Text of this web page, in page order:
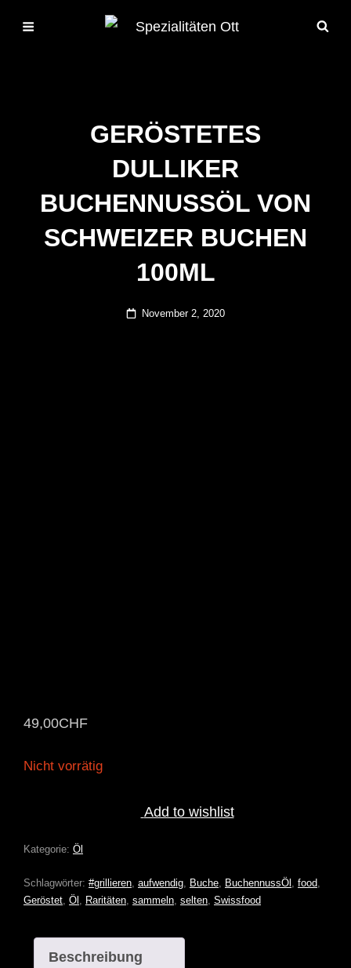
GERÖSTETES
DULLIKER
BUCHENNUSSÖL VON
SCHWEIZER BUCHEN
100ML
Posted
November 2, 2020
49,00CHF
Nicht vorrätig
Add to wishlist
Kategorie: Öl
Schlagwörter: #grillieren aufwendig Buche BuchennussÖl food
Geröstet Öl Raritäten sammeln selten Swissfood
Beschreibung